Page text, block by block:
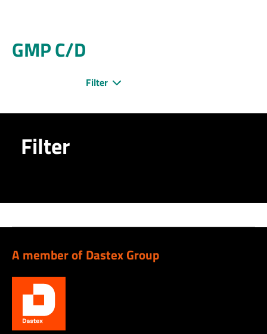
GMP C/D
Filter
Filter
A member of Dastex Group